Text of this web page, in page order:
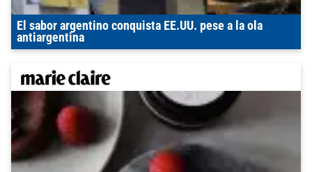
El sabor argentino conquista EE.UU. pese a la ola
antiargentina